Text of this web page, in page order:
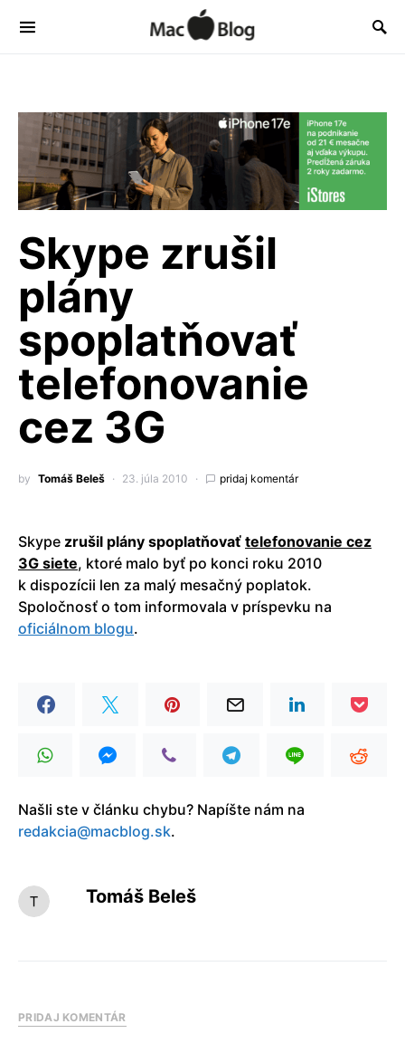
Skype zrušil
plány
spoplatňovať
telefonovanie
cez 3G
by Tomáš Beleš 23. júla 2010 pridaj komentár
Skype zrušil plány spoplatňovať telefonovanie cez
3G siete, ktoré malo byť po konci roku 2010
k dispozícii len za malý mesačný poplatok.
Spoločnosť o tom informovala v príspevku na
oficiálnom blogu.
Našli ste v článku chybu? Napíšte nám na
redakcia@macblog.sk.
Tomáš Beleš
PRIDAJ KOMENTÁR